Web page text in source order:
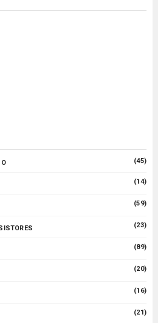
(45)
(14)
(59)
(23)
(89)
(20)
(16)
(21)